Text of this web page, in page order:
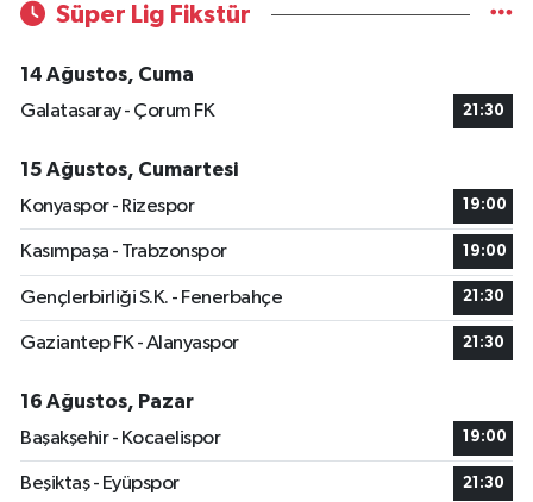
Süper Lig Fikstür
14 Ağustos, Cuma
Galatasaray - Çorum FK
21:30
15 Ağustos, Cumartesi
Konyaspor - Rizespor
19:00
Kasımpaşa - Trabzonspor 19:00
Gençlerbirliği S.K. - Fenerbahçe 21:30
Gaziantep FK - Alanyaspor 21:30
16 Ağustos, Pazar
Başakşehir - Kocaelispor
19:00
Beşiktaş - Eyüpspor 21:30